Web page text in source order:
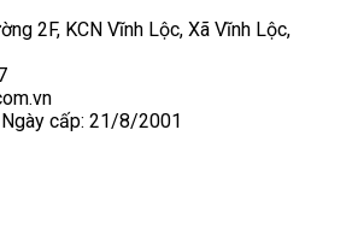
2F, KCN Vĩnh Lộc, Xã Vĩnh Lộc,
cấp: 21/8/2001